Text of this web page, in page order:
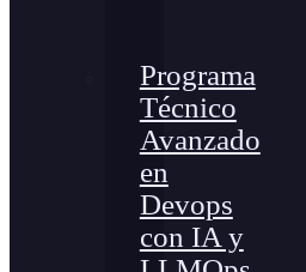
Programa
Técnico
Avanzado
en
Devops
con IA y